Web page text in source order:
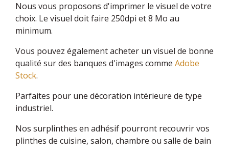
Nous vous proposons d'imprimer le visuel de votre
choix. Le visuel doit faire 250dpi et 8 Mo au
minimum.
Vous pouvez également acheter un visuel de bonne
qualité sur des banques d'images comme Adobe
Stock.
Parfaites pour une décoration intérieure de type
industriel.
Nos surplinthes en adhésif pourront recouvrir vos
plinthes de cuisine, salon, chambre ou salle de bain